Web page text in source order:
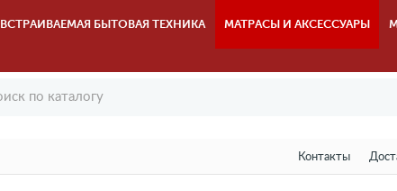
ВСТРАИВАЕМАЯ БЫТОВАЯ ТЕХНИКА МАТРАСЫ И АКСЕССУАРЫ
Контакты